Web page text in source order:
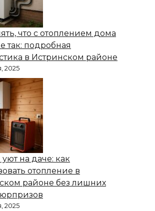
что с отоплением дома
так: подробная
в Истринском районе
2025
на даче: как
отопление в
районе без лишних
2025